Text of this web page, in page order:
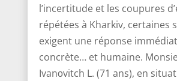
l’incertitude et les coupures
répétées à Kharkiv, certaines
exigent une réponse
concrète… et humaine.
Ivanоvitch L. (71 ans), en